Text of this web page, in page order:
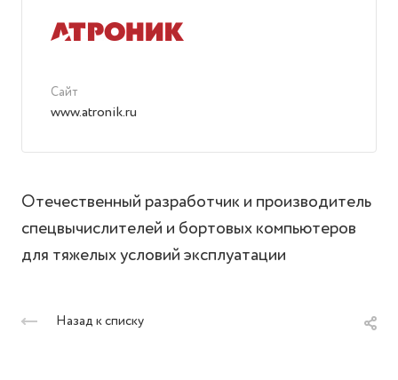
Сайт
www.atronik.ru
Отечественный разработчик и производитель
спецвычислителей и бортовых компьютеров
для тяжелых условий эксплуатации
Назад к списку